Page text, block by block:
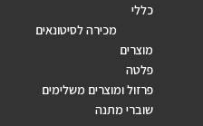
כללי
מכירה לסיטונאים
מוצרים
פלטה
פרזול ומוצרים משלימים
שוברי מתנה